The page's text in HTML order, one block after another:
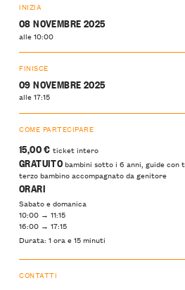
INIZIA
08 NOVEMBRE 2025
alle 10:00
FINISCE
09 NOVEMBRE 2025
alle 17:15
COME PARTECIPARE
15,00€ ticket intero
GRATUITObambini sotto i 6 anni, guide con
terzo bambino accompagnato da genitore
ORARI
Sabato e domanica
10:00 → 11:15
16:00 → 17:15
Durata: 1 ora e 15 minuti
CONTATTI